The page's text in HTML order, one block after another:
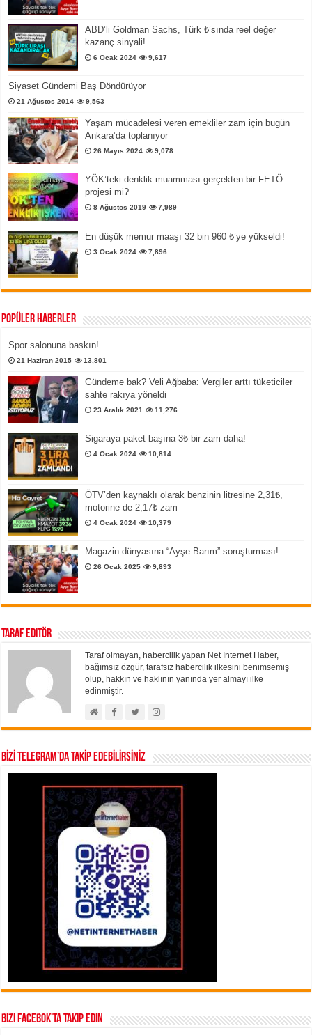
ABD’li Goldman Sachs, Türk ₺’sında reel değer
kazanç sinyali!
6 Ocak 2024 9,617
Siyaset Gündemi Baş Döndürüyor
21 Ağustos 2014 9,563
Yaşam mücadelesi veren emekliler zam için bugün
Ankara’da toplanıyor
26 Mayıs 2024 9,078
YÖK’teki denklik muamması gerçekten bir FETÖ
projesi mi?
8 Ağustos 2019 7,989
En düşük memur maaşı 32 bin 960 ₺’ye yükseldi!
3 Ocak 2024 7,896
Popüler Haberler
Spor salonuna baskın!
21 Haziran 2015 13,801
Gündeme bak? Veli Ağbaba: Vergiler arttı tüketiciler
sahte rakıya yöneldi
23 Aralık 2021 11,276
Sigaraya paket başına 3₺ bir zam daha!
4 Ocak 2024 10,814
ÖTV’den kaynaklı olarak benzinin litresine 2,31₺,
motorine de 2,17₺ zam
4 Ocak 2024 10,379
Magazin dünyasına “Ayşe Barım” soruşturması!
26 Ocak 2025 9,893
Taraf Editör
Taraf olmayan, habercilik yapan Net İnternet Haber,
bağımsız özgür, tarafsız habercilik ilkesini benimsemiş
olup, hakkın ve haklının yanında yer almayı ilke
edinmiştir.
BİZİ TELEGRAM’DA TAKİP EDEBİLİRSİNİZ
Bizi Facebok’ta takip edin